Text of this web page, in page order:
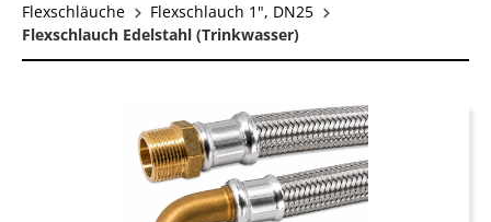
Flexschläuche
Flexschlauch 1", DN25
Flexschlauch Edelstahl (Trinkwasser)
Bildergalerie überspringen